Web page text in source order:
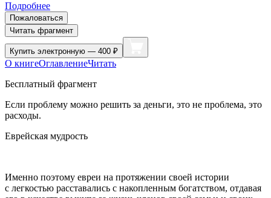
Подробнее
Пожаловаться
Читать фрагмент
Купить электронную — 400 ₽
О книгеОглавлениеЧитать
Бесплатный фрагмент
Если проблему можно решить за деньги, это не проблема, это
расходы.
Еврейская мудрость
Именно поэтому евреи на протяжении своей истории
с легкостью расставались с накопленным богатством, отдавая